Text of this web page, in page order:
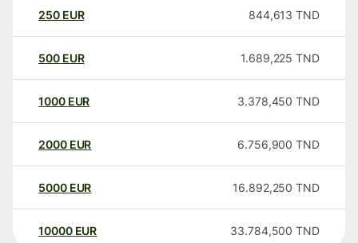
250 EUR 844,613 TND
500 EUR 1.689,225 TND
1000 EUR 3.378,450 TND
2000 EUR 6.756,900 TND
5000 EUR 16.892,250 TND
10000 EUR 33.784,500 TND